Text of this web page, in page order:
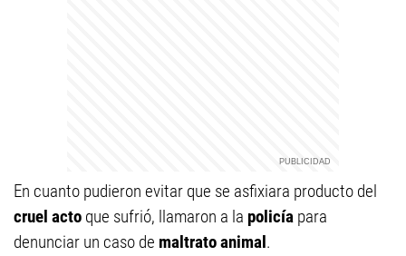
En cuanto pudieron evitar que se asfixiara producto del
cruel acto que sufrió, llamaron a la policía para
denunciar un caso de maltrato animal.